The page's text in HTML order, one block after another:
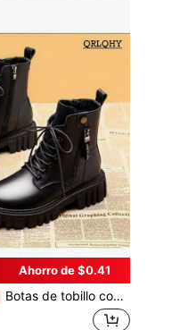
Ahorro de $0.41
Botas de tobillo con suela gruesa y forro térmico para mujer, cálidas para otoño/invierno, estilo británico de botas de motocicleta